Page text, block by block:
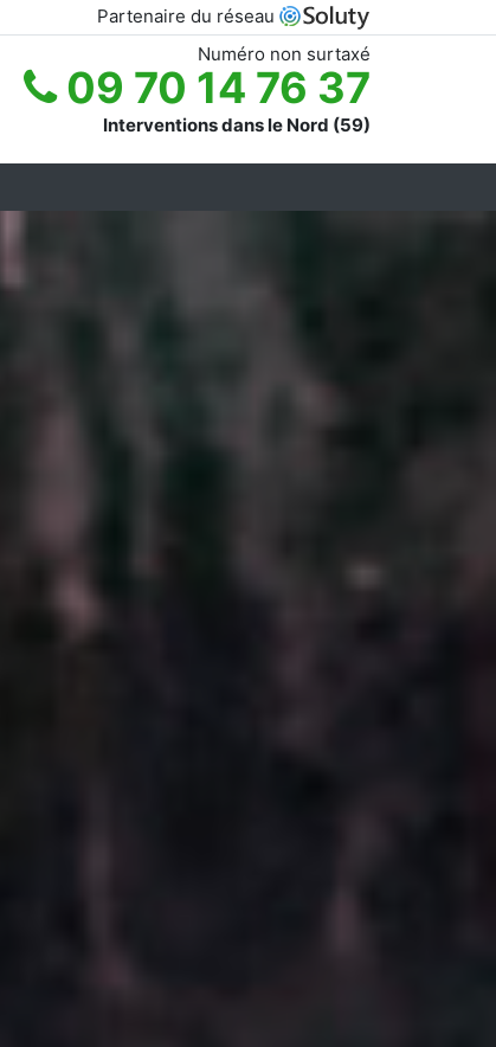
Partenaire du réseau
Numéro non surtaxé
09 70 14 76 37
Interventions dans le Nord (59)